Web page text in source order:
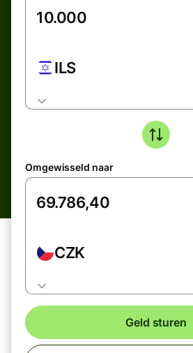
ILS
Omgewisseld naar
CZK
Geld sturen